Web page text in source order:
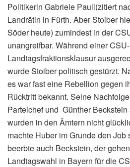
Politikerin Gabriele Pauli(zitiert
Landrätin in Fürth. Aber Stoiber
Söder heute) zumindest in der
unangreifbar. Während einer CSU-
Landtagsfraktionsklausur
wurde Stoiber politisch gestürzt.
es war fast eine Rebellion gegen
Rücktritt bekannt. Seine
Parteichef und Günther
wurden in den Ämtern nicht
machte Huber im Grunde den Job
beerbte auch Beckstein, der
Landtagswahl in Bayern für die